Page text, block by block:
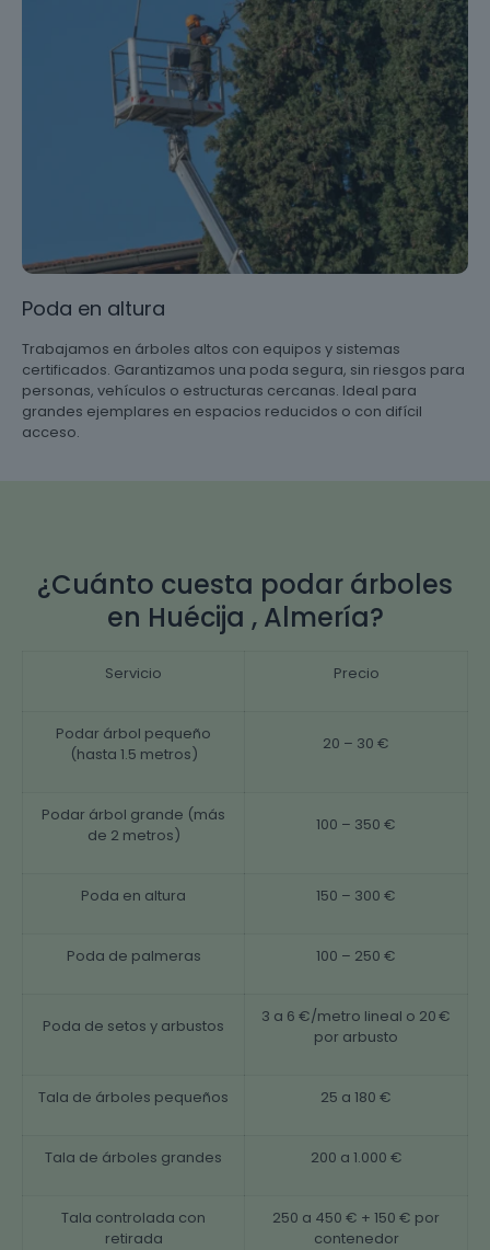
Poda en altura
Trabajamos en árboles altos con equipos y sistemas
certificados. Garantizamos una poda segura, sin riesgos para
personas, vehículos o estructuras cercanas. Ideal para
grandes ejemplares en espacios reducidos o con difícil
acceso.
¿Cuánto cuesta podar árboles
en Huécija , Almería?
Servicio Precio
Podar árbol pequeño
(hasta 1.5 metros)
20 – 30 €
Podar árbol grande (más
de 2 metros)
100 – 350 €
Poda en altura 150 – 300 €
Poda de palmeras 100 – 250 €
Poda de setos y arbustos
3 a 6 €/metro lineal o 20 €
por arbusto
Tala de árboles pequeños 25 a 180 €
Tala de árboles grandes 200 a 1.000 €
Tala controlada con
retirada
250 a 450 € + 150 € por
contenedor